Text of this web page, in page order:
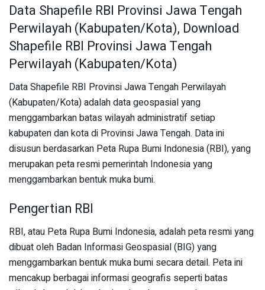
Data Shapefile RBI Provinsi Jawa Tengah
Perwilayah (Kabupaten/Kota), Download
Shapefile RBI Provinsi Jawa Tengah
Perwilayah (Kabupaten/Kota)
Data Shapefile RBI Provinsi Jawa Tengah Perwilayah
(Kabupaten/Kota) adalah data geospasial yang
menggambarkan batas wilayah administratif setiap
kabupaten dan kota di Provinsi Jawa Tengah. Data ini
disusun berdasarkan Peta Rupa Bumi Indonesia (RBI), yang
merupakan peta resmi pemerintah Indonesia yang
menggambarkan bentuk muka bumi.
Pengertian RBI
RBI, atau Peta Rupa Bumi Indonesia, adalah peta resmi yang
dibuat oleh Badan Informasi Geospasial (BIG) yang
menggambarkan bentuk muka bumi secara detail. Peta ini
mencakup berbagai informasi geografis seperti batas